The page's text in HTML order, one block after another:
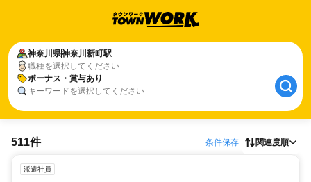
神奈川県神奈川新町駅
職種を選択してください
ボーナス・賞与あり
キーワードを選択してください
511件 条件保存 関連度順
派遣社員